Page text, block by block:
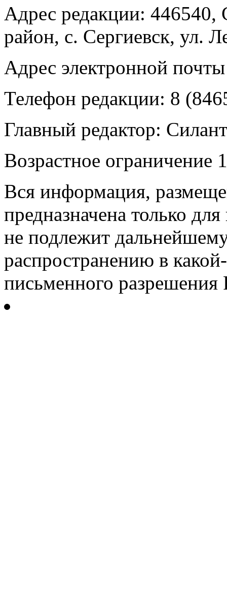
Адрес редакции: 446540,
район, с. Сергиевск, ул.
Адрес электронной
Телефон редакции: 8
Главный редактор:
Возрастное ограничение
Вся информация,
предназначена только
не подлежит
распространению в
письменного разрешения